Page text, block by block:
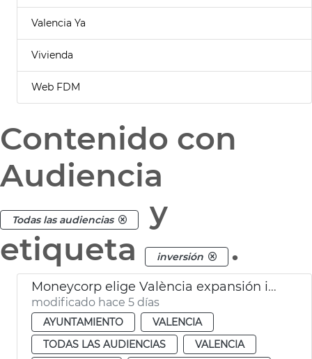
Valencia Ya
Vivienda
Web FDM
Contenido con
Audiencia
Todas las audiencias
y
etiqueta
inversión .
Moneycorp elige València expansión internacional
modificado hace 5 días
AYUNTAMIENTO
VALENCIA
TODAS LAS AUDIENCIAS
VALENCIA